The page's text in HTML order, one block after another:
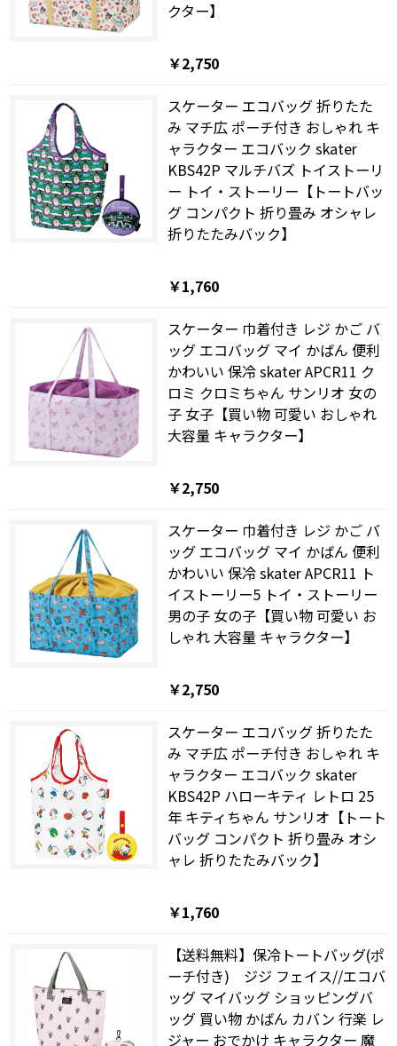
クター】
￥2,750
スケーター エコバッグ 折りたた
み マチ広 ポーチ付き おしゃれ キ
ャラクター エコバック skater
KBS42P マルチバズ トイストーリ
ー トイ・ストーリー【トートバッ
グ コンパクト 折り畳み オシャレ
折りたたみバック】
￥1,760
スケーター 巾着付き レジ かご バ
ッグ エコバッグ マイ かばん 便利
かわいい 保冷 skater APCR11 ク
ロミ クロミちゃん サンリオ 女の
子 女子【買い物 可愛い おしゃれ
大容量 キャラクター】
￥2,750
スケーター 巾着付き レジ かご バ
ッグ エコバッグ マイ かばん 便利
かわいい 保冷 skater APCR11 ト
イストーリー5 トイ・ストーリー
男の子 女の子【買い物 可愛い お
しゃれ 大容量 キャラクター】
￥2,750
スケーター エコバッグ 折りたた
み マチ広 ポーチ付き おしゃれ キ
ャラクター エコバック skater
KBS42P ハローキティ レトロ 25
年 キティちゃん サンリオ【トート
バッグ コンパクト 折り畳み オシ
ャレ 折りたたみバック】
￥1,760
【送料無料】保冷トートバッグ(ポ
ーチ付き) ジジ フェイス//エコバ
ッグ マイバッグ ショッピングバ
ッグ 買い物 かばん カバン 行楽 レ
ジャー おでかけ キャラクター 魔